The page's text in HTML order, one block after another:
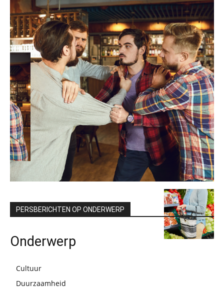
PERSBERICHTEN OP ONDERWERP
Onderwerp
Cultuur
Duurzaamheid